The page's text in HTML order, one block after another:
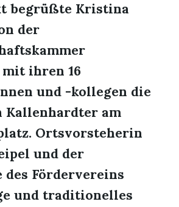
begrüßte Kristina
der
mit ihren 16
und -kollegen die
Kallenhardter am
Ortsvorsteherin
und der
des Fördervereins
und traditionelles